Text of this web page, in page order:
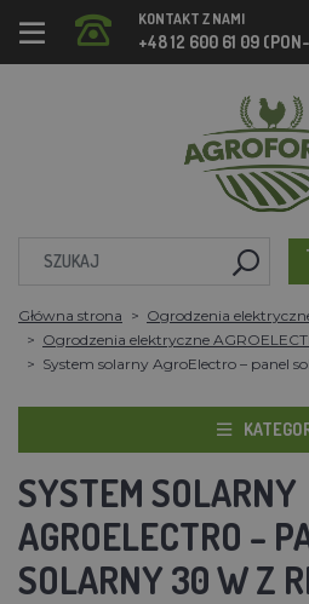
KONTAKT Z NAMI
+48 12 600 61 09
Główna strona
Ogrodzenia
Ogrodzenia elektryczne
System solarny AgroElectro – panel
SYSTEM SOLARNY
AGROELECTRO –
SOLARNY 30 W Z